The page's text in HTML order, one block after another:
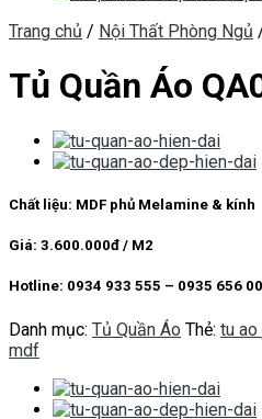
Trang chủ / Nội Thất Phòng Ngủ
Tủ Quần Áo
Chất liệu: MDF phủ Melamine & kính
Giá: 3.600.000đ / M2
Hotline: 0934 933 555 – 0935 656
Danh mục: Tủ Quần Áo Thẻ: tu ao
mdf